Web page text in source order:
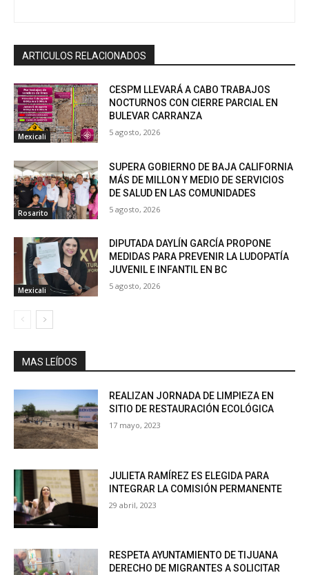
ARTICULOS RELACIONADOS
Mexicali
CESPM LLEVARÁ A CABO TRABAJOS
NOCTURNOS CON CIERRE PARCIAL EN
BULEVAR CARRANZA
5 agosto, 2026
Rosarito
SUPERA GOBIERNO DE BAJA CALIFORNIA
MÁS DE MILLON Y MEDIO DE SERVICIOS
DE SALUD EN LAS COMUNIDADES
5 agosto, 2026
Mexicali
DIPUTADA DAYLÍN GARCÍA PROPONE
MEDIDAS PARA PREVENIR LA LUDOPATÍA
JUVENIL E INFANTIL EN BC
5 agosto, 2026
MAS LEÍDOS
REALIZAN JORNADA DE LIMPIEZA EN
SITIO DE RESTAURACIÓN ECOLÓGICA
17 mayo, 2023
JULIETA RAMÍREZ ES ELEGIDA PARA
INTEGRAR LA COMISIÓN PERMANENTE
29 abril, 2023
RESPETA AYUNTAMIENTO DE TIJUANA
DERECHO DE MIGRANTES A SOLICITAR